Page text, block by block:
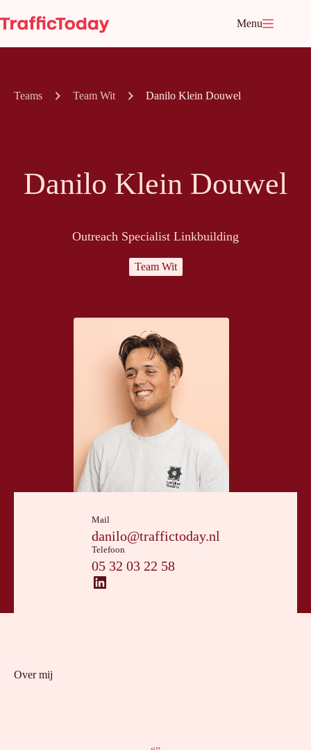
naar
de
Menu
Teams Team Wit Danilo Klein Douwel
Danilo Klein Douwel
Outreach Specialist Linkbuilding
Team Wit
Mail
danilo@traffictoday.nl
Telefoon
05 32 03 22 58
LinkedIn
Over mij